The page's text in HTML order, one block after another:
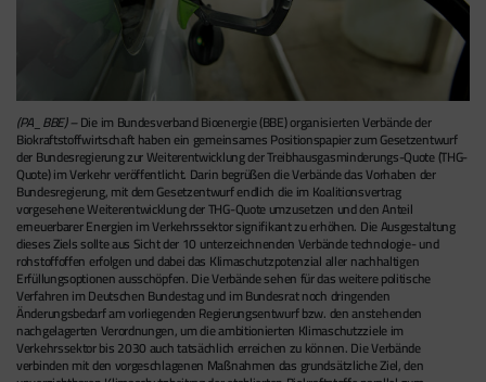
(PA_BBE) –Die im Bundesverband Bioenergie (BBE) organisierten Verbände der
Biokraftstoffwirtschaft haben ein gemeinsames Positionspapier zum Gesetzentwurf
der Bundesregierung zur Weiterentwicklung der Treibhausgasminderungs-Quote (THG-
Quote) im Verkehr veröffentlicht. Darin begrüßen die Verbände das Vorhaben der
Bundesregierung, mit dem Gesetzentwurf endlich die im Koalitionsvertrag
vorgesehene Weiterentwicklung der THG-Quote umzusetzen und den Anteil
erneuerbarer Energien im Verkehrssektor signifikant zu erhöhen. Die Ausgestaltung
dieses Ziels sollte aus Sicht der 10 unterzeichnenden Verbände technologie- und
rohstoffoffen erfolgen und dabei das Klimaschutzpotenzial aller nachhaltigen
Erfüllungsoptionen ausschöpfen. Die Verbände sehen für das weitere politische
Verfahren im Deutschen Bundestag und im Bundesrat noch dringenden
Änderungsbedarf am vorliegenden Regierungsentwurf bzw. den anstehenden
nachgelagerten Verordnungen, um die ambitionierten Klimaschutzziele im
Verkehrssektor bis 2030 auch tatsächlich erreichen zu können. Die Verbände
verbinden mit den vorgeschlagenen Maßnahmen das grundsätzliche Ziel, den